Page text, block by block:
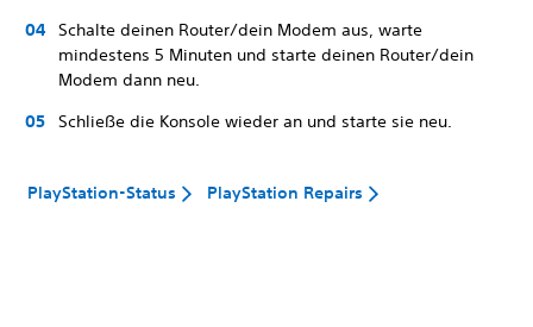
Schalte deinen Router/dein Modem aus, warte
mindestens 5 Minuten und starte deinen Router/dein
Modem dann neu.
Schließe die Konsole wieder an und starte sie neu.
PlayStation-Status PlayStation Repairs